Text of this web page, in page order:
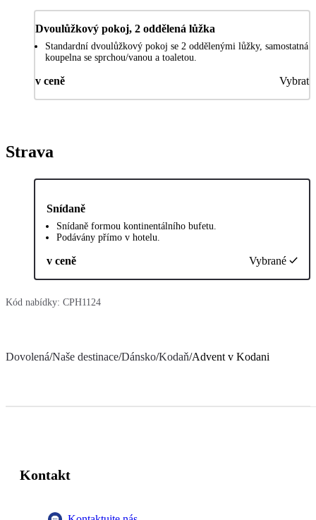
Dvoulůžkový pokoj, 2 oddělená lůžka
Standardní dvoulůžkový pokoj se 2 oddělenými lůžky, samostatná
koupelna se sprchou/vanou a toaletou.
v ceně Vybrat
Strava
Snídaně
Snídaně formou kontinentálního bufetu.
Podávány přímo v hotelu.
v ceně Vybrané
Kód nabídky: CPH1124
Dovolená/Naše destinace/Dánsko/Kodaň/Advent v Kodani
Kontakt